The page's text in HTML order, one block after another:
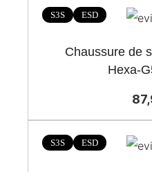
S3S ESD
Chaussure de
Hexa-
S3S ESD